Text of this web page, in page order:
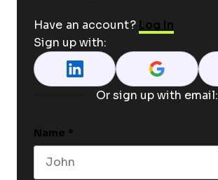
Have an account? Log In
Sign up with:
Or sign up with email:
Name *